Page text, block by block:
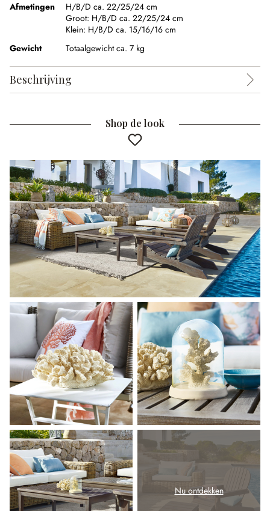
Afmetingen
H/B/D ca. 22/25/24 cm
Groot: H/B/D ca. 22/25/24 cm
Klein: H/B/D ca. 15/16/16 cm
Gewicht
Totaalgewicht ca. 7 kg
Beschrijving
Shop de look
Nu ontdekken